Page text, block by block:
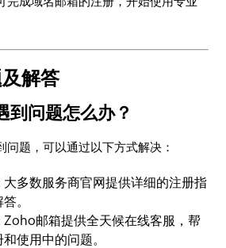
解答
到问题怎么办？
问题，可以通过以下方式解决：
多数服务商官网提供详细的注册指
。
Zoho邮箱提供全天候在线客服，帮
使用中的问题。